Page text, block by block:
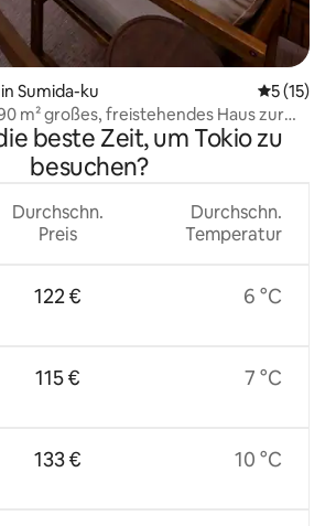
Sumida-ku
5 (15)
90 m² großes, freistehendes Haus zur
| 9 Minuten von Asakusa entfernt |
| 2 Stationen, 6 Minuten von der
| Platz für 8 Personen
beste Zeit, um Tokio zu
besuchen?
Durchschn.
Preis
122 €
115 €
133 €
Durchschn.
Temperatur
6 °C
7 °C
10 °C